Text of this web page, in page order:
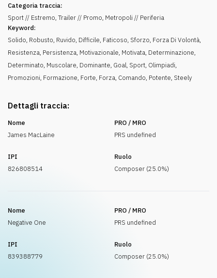
Categoria traccia:
Sport // Estremo, Trailer // Promo, Metropoli // Periferia
Keyword:
Solido, Robusto, Ruvido, Difficile, Faticoso, Sforzo, Forza Di Volontà,
Resistenza, Persistenza, Motivazionale, Motivata, Determinazione,
Determinato, Muscolare, Dominante, Goal, Sport, Olimpiadi,
Promozioni, Formazione, Forte, Forza, Comando, Potente, Steely
Dettagli traccia:
Nome
James MacLaine
PRO / MRO
PRS undefined
IPI
826808514
Ruolo
Composer (25.0%)
Nome
Negative One
PRO / MRO
PRS undefined
IPI
839388779
Ruolo
Composer (25.0%)